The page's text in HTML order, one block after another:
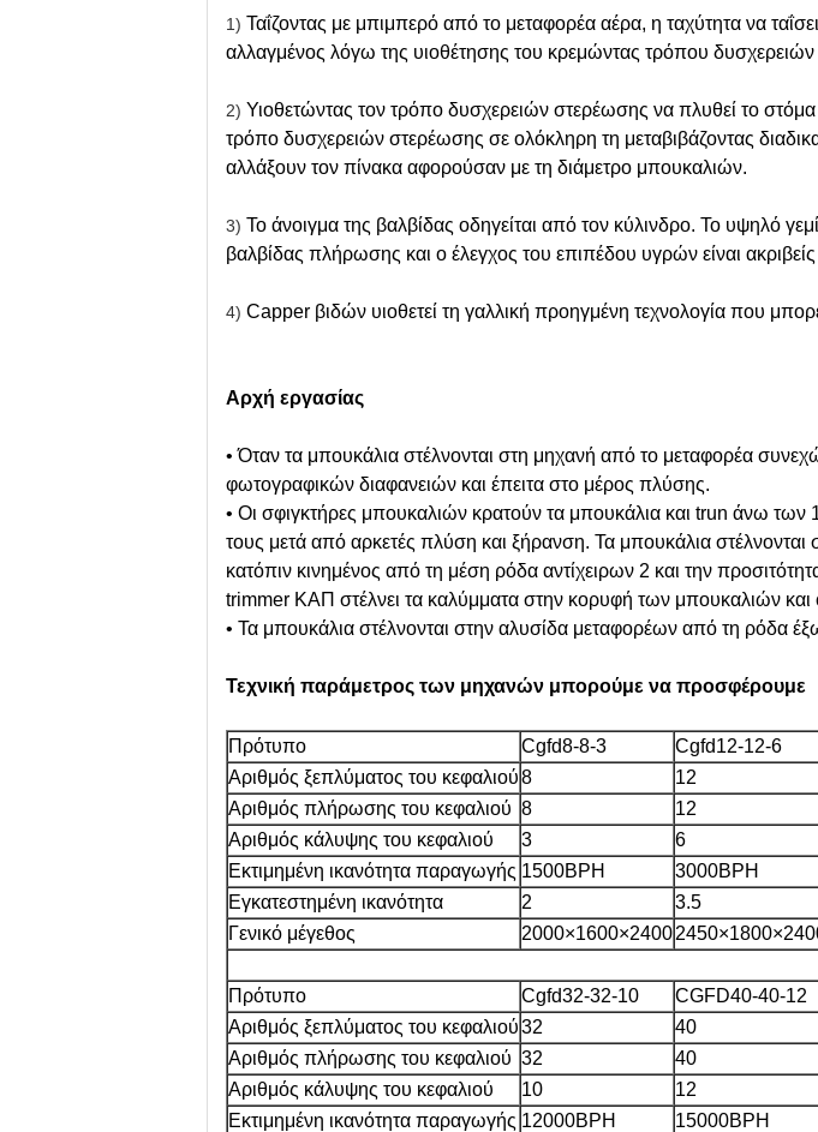
1) Ταΐζοντας με μπιμπερό από το μεταφορέα αέρα, η ταχύτητα να
αλλαγμένος λόγω της υιοθέτησης του κρεμώντας τρόπου
2) Υιοθετώντας τον τρόπο δυσχερειών στερέωσης να πλυθεί το
τρόπο δυσχερειών στερέωσης σε ολόκληρη τη μεταβιβάζοντας
αλλάξουν τον πίνακα αφορούσαν με τη διάμετρο μπουκαλιών.
3) Το άνοιγμα της βαλβίδας οδηγείται από τον κύλινδρο. Το υψηλό
βαλβίδας πλήρωσης και ο έλεγχος του επιπέδου υγρών είναι
4) Capper βιδών υιοθετεί τη γαλλική προηγμένη τεχνολογία που
Αρχή εργασίας
• Όταν τα μπουκάλια στέλνονται στη μηχανή από το μεταφορέα
φωτογραφικών διαφανειών και έπειτα στο μέρος πλύσης.
• Οι σφιγκτήρες μπουκαλιών κρατούν τα μπουκάλια και trun άνω
τους μετά από αρκετές πλύση και ξήρανση. Τα μπουκάλια στέλνονται
κατόπιν κινημένος από τη μέση ρόδα αντίχειρων 2 και την
trimmer ΚΑΠ στέλνει τα καλύμματα στην κορυφή των μπουκαλιών
• Τα μπουκάλια στέλνονται στην αλυσίδα μεταφορέων από τη ρόδα
Τεχνική παράμετρος των μηχανών μπορούμε να προσφέρουμε
Πρότυπο Cgfd8-8-3 Cgfd12-12-6
Αριθμός ξεπλύματος του κεφαλιού8 12
Αριθμός πλήρωσης του κεφαλιού 8 12
Αριθμός κάλυψης του κεφαλιού
3 6
Εκτιμημένη ικανότητα παραγωγής 1500BPH 3000BPH
Εγκατεστημένη ικανότητα
2 3.5
Γενικό μέγεθος
2000×1600×2400
Πρότυπο Cgfd32-32-10 CGFD40-40-12
Αριθμός ξεπλύματος του κεφαλιού32 40
Αριθμός πλήρωσης του κεφαλιού 32 40
Αριθμός κάλυψης του κεφαλιού
10 12
Εκτιμημένη ικανότητα παραγωγής 12000BPH 15000BPH